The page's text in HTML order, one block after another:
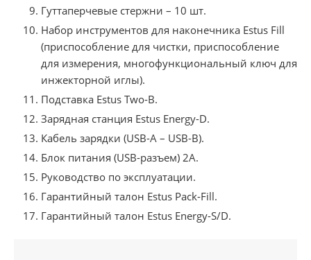
Гуттаперчевые стержни – 10 шт.
Набор инструментов для наконечника Estus Fill
(приспособление для чистки, приспособление
для измерения, многофункциональный ключ для
инжекторной иглы).
Подставка Estus Two-B.
Зарядная станция Estus Energy-D.
Кабель зарядки (USB-A – USB-B).
Блок питания (USB-разъем) 2А.
Руководство по эксплуатации.
Гарантийный талон Estus Pack-Fill.
Гарантийный талон Estus Energy-S/D.